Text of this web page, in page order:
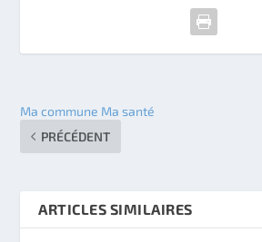
Ma commune Ma santé
PRÉCÉDENT
ARTICLES SIMILAIRES